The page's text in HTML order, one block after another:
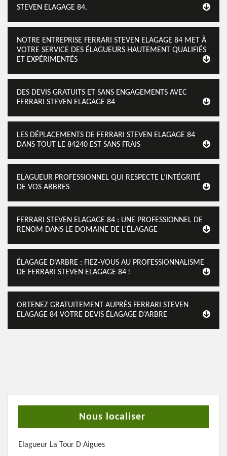
STEVEN ELAGAGE 84.
NOTRE ENTREPRISE FERRARI STEVEN ELAGAGE 84 MET À
VOTRE SERVICE DES ÉLAGUEURS HAUTEMENT QUALIFIÉS
ET EXPÉRIMENTÉS
DES DEVIS GRATUITS ET SANS ENGAGEMENTS AVEC
FERRARI STEVEN ELAGAGE 84
LES DÉPLACEMENTS DE FERRARI STEVEN ELAGAGE 84
DANS TOUT LE 84240 EST SANS FRAIS
ELAGUEUR PROFESSIONNEL QUI RESPECTE L’INTÉGRITÉ
DE VOS ARBRES
FERRARI STEVEN ELAGAGE 84 : UNE PROFESSIONNEL DE
RENOM DANS LE DOMAINE DE L’ÉLAGAGE
ÉLAGAGE D’ARBRE : FIEZ-VOUS AU PROFESSIONNALISME
DE FERRARI STEVEN ELAGAGE 84 !
OBTENEZ GRATUITEMENT AUPRÈS FERRARI STEVEN
ELAGAGE 84 VOTRE DEVIS ÉLAGAGE D’ARBRE
Nous localiser
Elagueur La Tour D Aigues